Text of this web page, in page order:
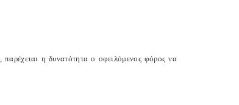
η δυνατότητα ο οφειλόμενος φόρος να